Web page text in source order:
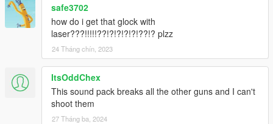
safe3702
how do i get that glock with
laser???!!!!!??!?!?!?!?!??!? plzz
24 Tháng chín, 2023
ItsOddChex
This sound pack breaks all the other guns and I can't
shoot them
27 Tháng ba, 2024